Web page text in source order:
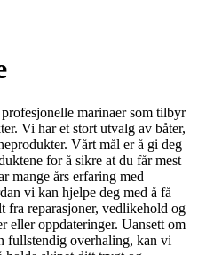
marinaer som tilbyr
Vi har et stort utvalg av båter,
Vårt mål er å gi deg
for å sikre at du får mest
mange års erfaring med
vi kan hjelpe deg med å få
fra reparasjoner, vedlikehold og
eller oppdateringer. Uansett om
fullstendig overhaling, kan vi